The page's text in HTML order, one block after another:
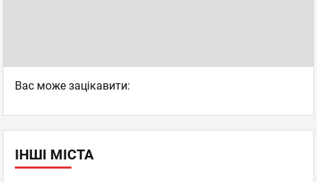
Вас може зацікавити:
ІНШІ МІСТА